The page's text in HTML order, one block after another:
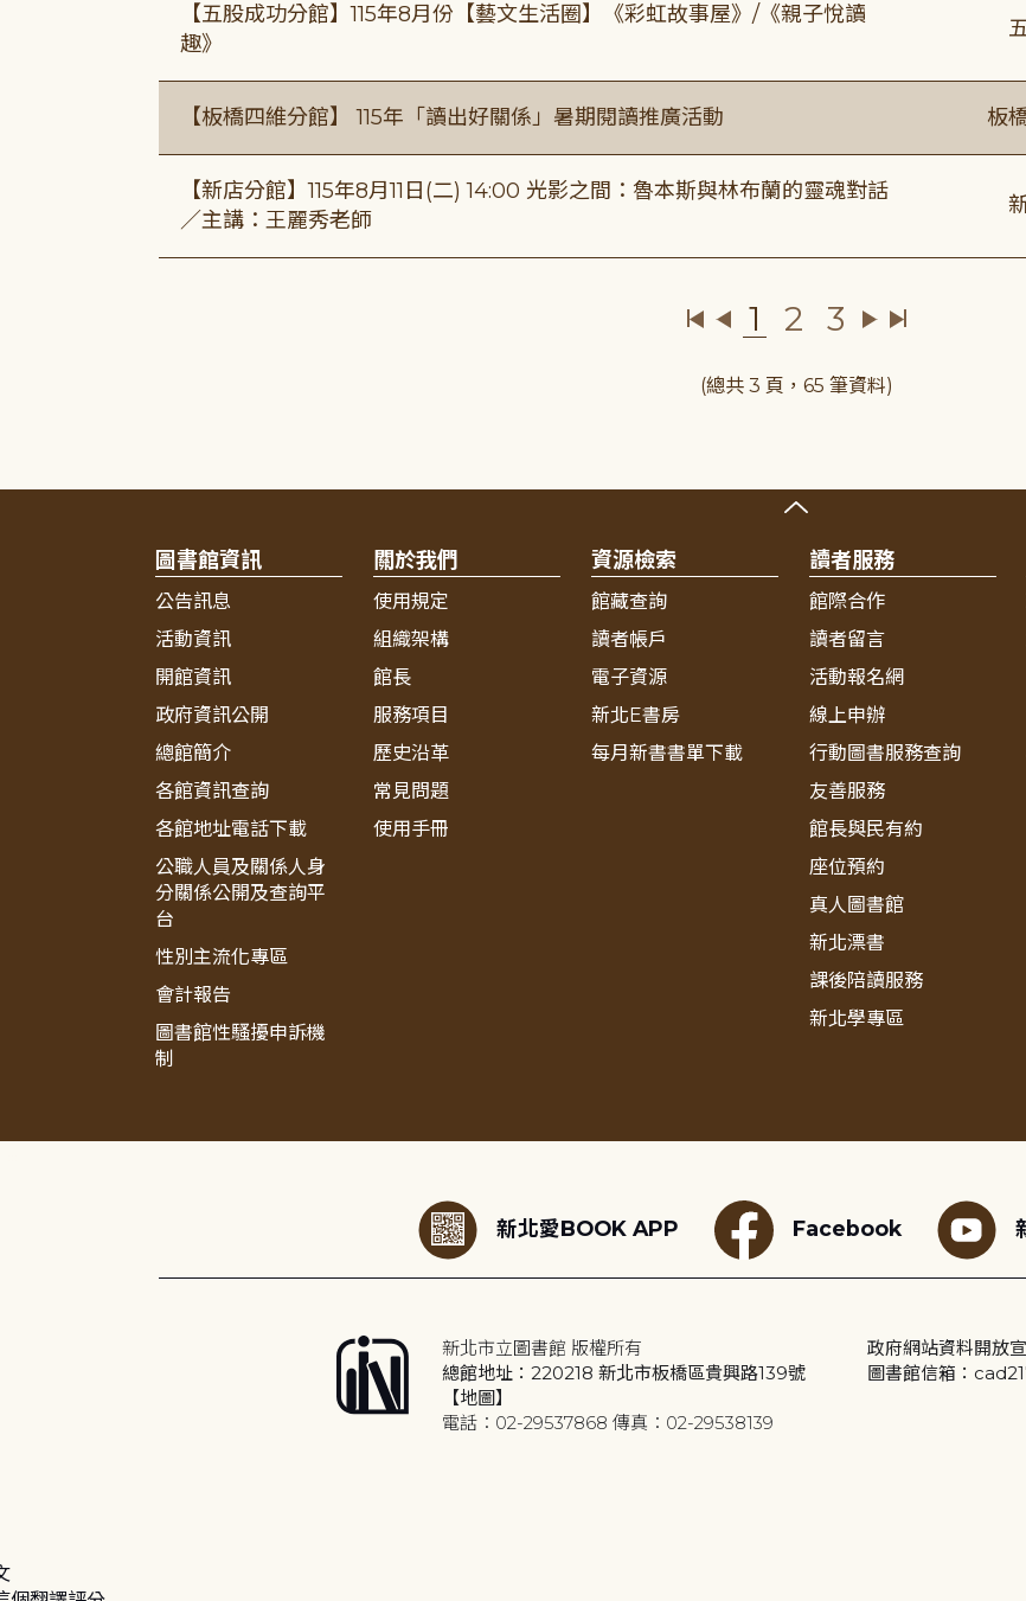
【五股成功分館】115年8月份【藝文生活圈】《彩虹故事屋》/《親子悅讀
趣》
【板橋四維分館】 115年「讀出好關係」暑期閱讀推廣活動 板
【新店分館】115年8月11日(二) 14:00 光影之間：魯本斯與林布蘭的靈魂對話
／主講：王麗秀老師
1 2 3
(總共 3 頁，65 筆資料)
圖書館資訊
公告訊息
活動資訊
開館資訊
政府資訊公開
總館簡介
各館資訊查詢
各館地址電話下載
公職人員及關係人身
分關係公開及查詢平
台
性別主流化專區
會計報告
圖書館性騷擾申訴機
制
關於我們
使用規定
組織架構
館長
服務項目
歷史沿革
常見問題
使用手冊
資源檢索
館藏查詢
讀者帳戶
電子資源
新北E書房
每月新書書單下載
讀者服務
館際合作
讀者留言
活動報名網
線上申辦
行動圖書服務查詢
友善服務
館長與民有約
座位預約
真人圖書館
新北漂書
課後陪讀服務
新北學專區
新北愛BOOK APP Facebook
新北市立圖書館 版權所有
總館地址：220218 新北市板橋區貴興路139號
【地圖】
電話：02-29537868 傳真：02-29538139
政府網站資料開放
圖書館信箱：